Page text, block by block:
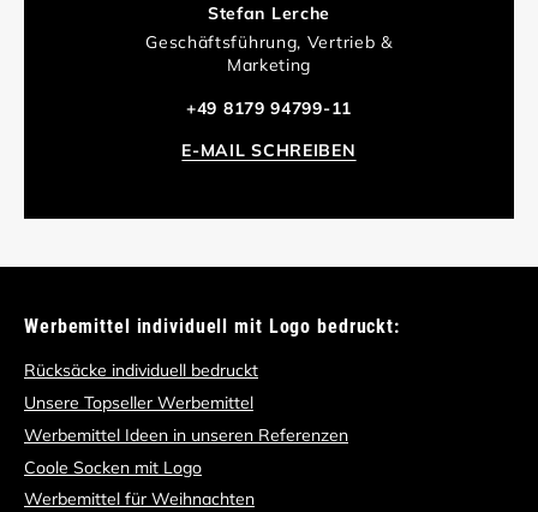
Stefan Lerche
Geschäftsführung, Vertrieb &
Marketing
+49 8179 94799-11
E-MAIL SCHREIBEN
Werbemittel individuell mit Logo bedruckt:
Rücksäcke individuell bedruckt
Unsere Topseller Werbemittel
Werbemittel Ideen in unseren Referenzen
Coole Socken mit Logo
Werbemittel für Weihnachten